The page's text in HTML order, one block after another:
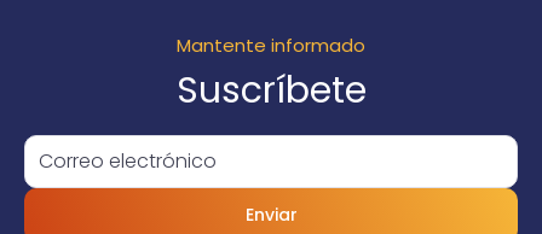
Mantente informado
Suscríbete
Enviar